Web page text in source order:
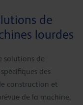
de
lourdes
solutions de
des
construction et
de la machine,